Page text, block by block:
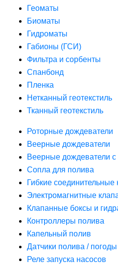
Геоматы
Биоматы
Гидроматы
Габионы (ГСИ)
Фильтра и сорбенты
Спанбонд
Пленка
Нетканный геотекстиль
Тканный геотекстиль
Роторные дождеватели
Веерные дождеватели
Веерные дождеватели с
Сопла для полива
Гибкие соединительные
Электромагнитные
Клапанные боксы и
Контроллеры полива
Капельный полив
Датчики полива / погоды
Реле запуска насосов